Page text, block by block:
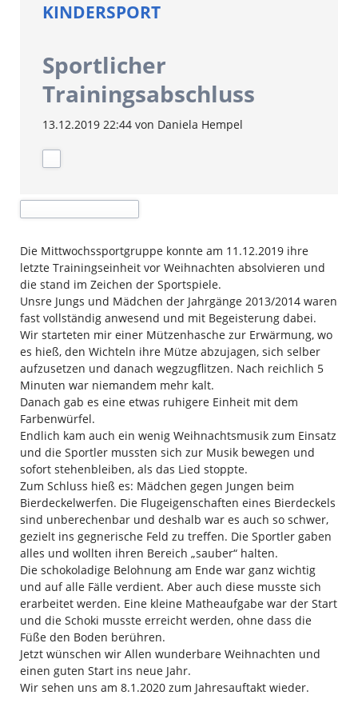
KINDERSPORT
Sportlicher
Trainingsabschluss
13.12.2019 22:44von Daniela Hempel
Die Mittwochssportgruppe konnte am 11.12.2019 ihre
letzte Trainingseinheit vor Weihnachten absolvieren und
die stand im Zeichen der Sportspiele.
Unsre Jungs und Mädchen der Jahrgänge 2013/2014 waren
fast vollständig anwesend und mit Begeisterung dabei.
Wir starteten mir einer Mützenhasche zur Erwärmung, wo
es hieß, den Wichteln ihre Mütze abzujagen, sich selber
aufzusetzen und danach wegzugflitzen. Nach reichlich 5
Minuten war niemandem mehr kalt.
Danach gab es eine etwas ruhigere Einheit mit dem
Farbenwürfel.
Endlich kam auch ein wenig Weihnachtsmusik zum Einsatz
und die Sportler mussten sich zur Musik bewegen und
sofort stehenbleiben, als das Lied stoppte.
Zum Schluss hieß es: Mädchen gegen Jungen beim
Bierdeckelwerfen. Die Flugeigenschaften eines Bierdeckels
sind unberechenbar und deshalb war es auch so schwer,
gezielt ins gegnerische Feld zu treffen. Die Sportler gaben
alles und wollten ihren Bereich „sauber“ halten.
Die schokoladige Belohnung am Ende war ganz wichtig
und auf alle Fälle verdient. Aber auch diese musste sich
erarbeitet werden. Eine kleine Matheaufgabe war der Start
und die Schoki musste erreicht werden, ohne dass die
Füße den Boden berühren.
Jetzt wünschen wir Allen wunderbare Weihnachten und
einen guten Start ins neue Jahr.
Wir sehen uns am 8.1.2020 zum Jahresauftakt wieder.